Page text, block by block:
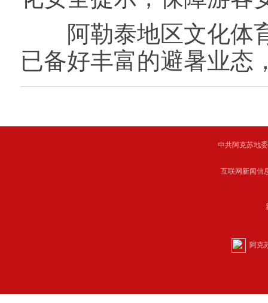
阿勒泰地区文化体育
已备好丰富的避暑业态
中共阿克苏地
互联网新闻
阿克